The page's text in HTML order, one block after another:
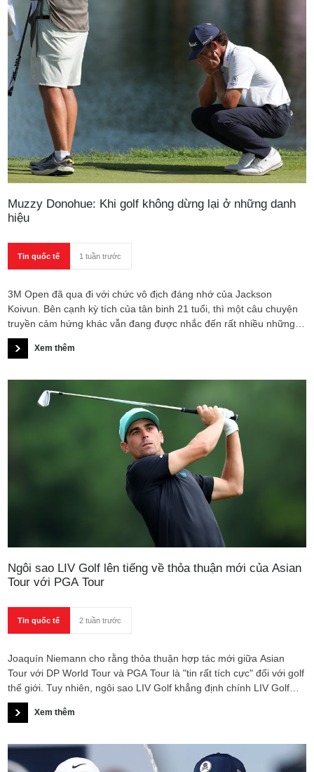
Muzzy Donohue: Khi golf không dừng lại ở những danh
hiệu
Tin quốc tế 1 tuần trước
3M Open đã qua đi với chức vô địch đáng nhớ của Jackson
Koivun. Bên cạnh kỳ tích của tân binh 21 tuổi, thì một câu chuyện
truyền cảm hứng khác vẫn đang được nhắc đến rất nhiều những
ngày qua. Muzzy Donohue, tay golf có lần đầu tiên thi đấu tại PGA
Tour, đã vượt qua nỗi đau mất người thân, để có màn ra mắt
Xem thêm
Ngôi sao LIV Golf lên tiếng về thỏa thuận mới của Asian
Tour với PGA Tour
Tin quốc tế 2 tuần trước
Joaquín Niemann cho rằng thỏa thuận hợp tác mới giữa Asian
Tour với DP World Tour và PGA Tour là "tin rất tích cực" đối với golf
thế giới. Tuy nhiên, ngôi sao LIV Golf khẳng định chính LIV Golf
mới là đơn vị "mở cánh cửa" cho xu hướng phát triển golf toàn
cầu, đồng thời bày tỏ hy vọng hệ thống này sẽ tiếp tục tồn tại và
Xem thêm